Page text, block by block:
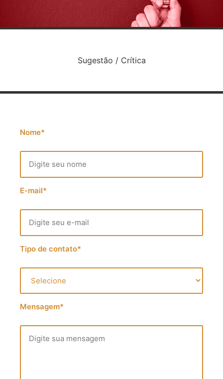
Sugestão / Crítica
Nome*
E-mail*
Tipo de contato*
Mensagem*